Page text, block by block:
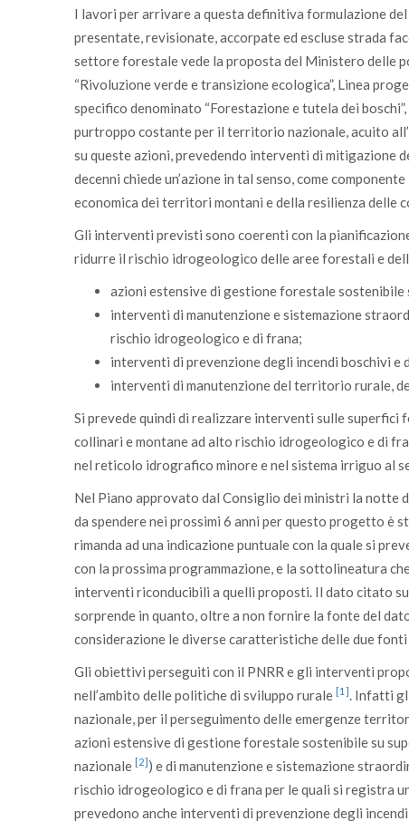
I lavori per arrivare a questa definitiva formulazione
presentate, revisionate, accorpate ed escluse strada
settore forestale vede la proposta del Ministero delle
“Rivoluzione verde e transizione ecologica”, Linea
specifico denominato “Forestazione e tutela dei
purtroppo costante per il territorio nazionale, acuito
su queste azioni, prevedendo interventi di mitigazione
decenni chiede un’azione in tal senso, come
economica dei territori montani e della resilienza delle
Gli interventi previsti sono coerenti con la
ridurre il rischio idrogeologico delle aree forestali e
azioni estensive di gestione forestale
interventi di manutenzione e sistemazione
rischio idrogeologico e di frana;
interventi di prevenzione degli incendi boschivi
interventi di manutenzione del territorio rurale,
Si prevede quindi di realizzare interventi sulle
collinari e montane ad alto rischio idrogeologico e di
nel reticolo idrografico minore e nel sistema irriguo al
Nel Piano approvato dal Consiglio dei ministri la notte
da spendere nei prossimi 6 anni per questo progetto è
rimanda ad una indicazione puntuale con la quale si
con la prossima programmazione, e la sottolineatura
interventi riconducibili a quelli proposti. Il dato citato
sorprende in quanto, oltre a non fornire la fonte del
considerazione le diverse caratteristiche delle due
Gli obiettivi perseguiti con il PNRR e gli interventi
nell’ambito delle politiche di sviluppo rurale [1]. Infatti
nazionale, per il perseguimento delle emergenze
azioni estensive di gestione forestale sostenibile su
nazionale [2] ) e di manutenzione e sistemazione
rischio idrogeologico e di frana per le quali si registra
prevedono anche interventi di prevenzione degli